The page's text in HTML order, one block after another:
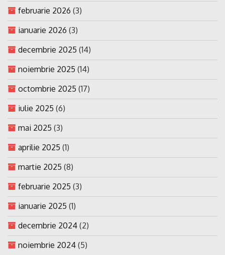
februarie 2026 (3)
ianuarie 2026 (3)
decembrie 2025 (14)
noiembrie 2025 (14)
octombrie 2025 (17)
iulie 2025 (6)
mai 2025 (3)
aprilie 2025 (1)
martie 2025 (8)
februarie 2025 (3)
ianuarie 2025 (1)
decembrie 2024 (2)
noiembrie 2024 (5)